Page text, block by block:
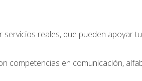
reales, que pueden apoyar
competencias en comunicación,